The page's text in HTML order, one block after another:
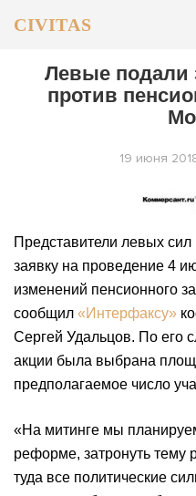
CIVITAS
ОБЩЕСТВО
Левые подали
против
19 июня
Представители левых
заявку на проведение 4
изменений пенсионного
сообщил «Интерфаксу»
Сергей Удальцов. По его
акции была выбрана
предполагаемое число
«На митинге мы
реформе, затронуть
туда все политические